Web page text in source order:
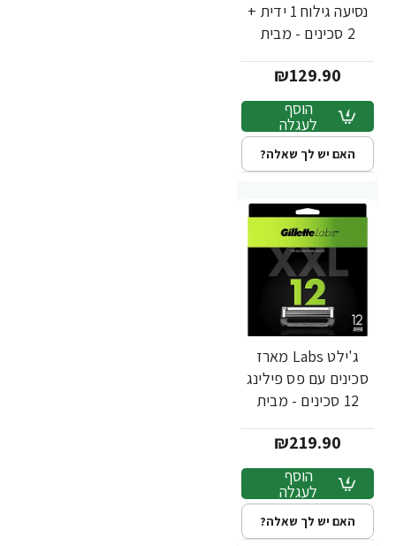
נסיעה גילוח 1 ידית +
2 סכינים - מבית
₪129.90
הוסף
לעגלה
האם יש לך שאלה?
ג'ילט Labs מארז
סכינים עם פס פילינג
12 סכינים - מבית
₪219.90
הוסף
לעגלה
האם יש לך שאלה?